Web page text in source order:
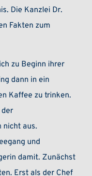
Die Kanzlei Dr.
Fakten zum
zu Beginn ihrer
dann in ein
Kaffee zu trinken.
nicht aus.
und
damit. Zunächst
Erst als der Chef